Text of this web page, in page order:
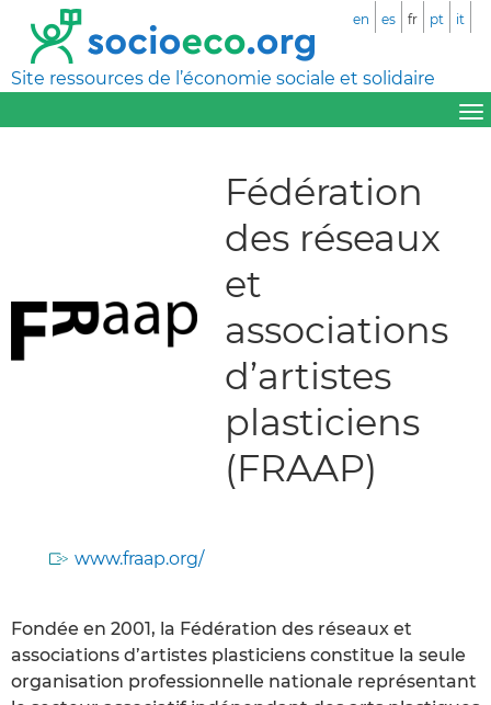
Site ressources de l’économie sociale et solidaire
en es fr pt it
Fédération
des réseaux
et
associations
d’artistes
plasticiens
(FRAAP)
www.fraap.org/
Fondée en 2001, la Fédération des réseaux et
associations d’artistes plasticiens constitue la seule
organisation professionnelle nationale représentant